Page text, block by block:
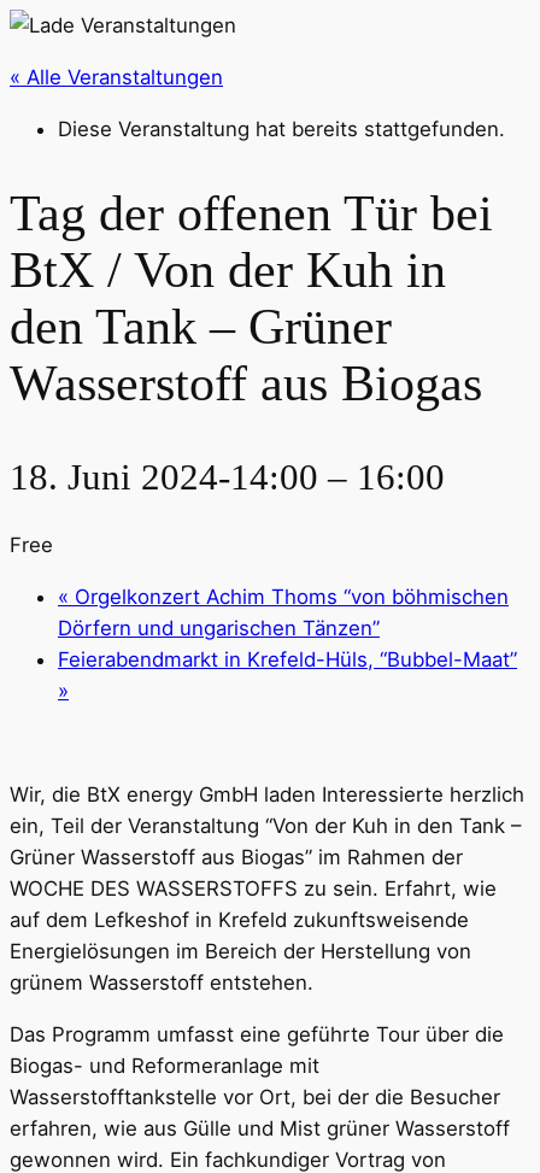
« Alle Veranstaltungen
Diese Veranstaltung hat bereits stattgefunden.
Tag der offenen Tür bei
BtX / Von der Kuh in
den Tank – Grüner
Wasserstoff aus Biogas
18. Juni 2024-14:00 – 16:00
Free
« Orgelkonzert Achim Thoms “von böhmischen
Dörfern und ungarischen Tänzen”
Feierabendmarkt in Krefeld-Hüls, “Bubbel-Maat”
»
Wir, die BtX energy GmbH laden Interessierte herzlich
ein, Teil der Veranstaltung “Von der Kuh in den Tank –
Grüner Wasserstoff aus Biogas” im Rahmen der
WOCHE DES WASSERSTOFFS zu sein. Erfahrt, wie
auf dem Lefkeshof in Krefeld zukunftsweisende
Energielösungen im Bereich der Herstellung von
grünem Wasserstoff entstehen.
Das Programm umfasst eine geführte Tour über die
Biogas- und Reformeranlage mit
Wasserstofftankstelle vor Ort, bei der die Besucher
erfahren, wie aus Gülle und Mist grüner Wasserstoff
gewonnen wird. Ein fachkundiger Vortrag von